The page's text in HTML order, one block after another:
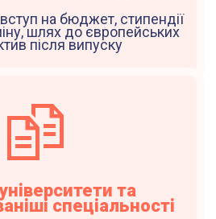
на бюджет, стипендії
шлях до європейських
після випуску
та
спеціальності